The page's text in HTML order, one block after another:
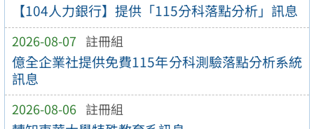
【104人力銀行】提供「115分科落點分析」訊息
2026-08-07 註冊組
億全企業社提供免費115年分科測驗落點分析系統
訊息
2026-08-06 註冊組